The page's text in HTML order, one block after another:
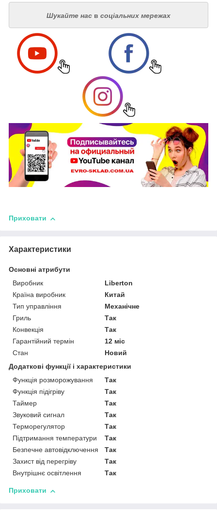
Шукайте нас в соціальних мережах
Приховати
Характеристики
Основні атрибути
Виробник
Liberton
Країна виробник
Китай
Тип управління
Механічне
Гриль
Так
Конвекція
Так
Гарантійний термін
12 міс
Стан
Новий
Додаткові функції і характеристики
Функція розморожування
Так
Функція підігріву
Так
Таймер
Так
Звуковий сигнал
Так
Терморегулятор
Так
Підтримання температури
Так
Безпечне автовідключення
Так
Захист від перегріву
Так
Внутрішнє освітлення
Так
Приховати